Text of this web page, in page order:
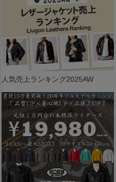
人気売上ランキング2025AW